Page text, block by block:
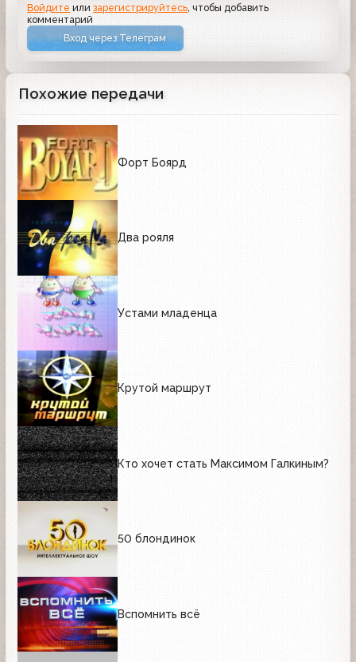
Войдите илизарегистрируйтесь, чтобы добавить
комментарий
Вход через Телеграм
Похожие передачи
Форт Боярд
Два рояля
Устами младенца
Крутой маршрут
Кто хочет стать Максимом Галкиным?
50 блондинок
Вспомнить всё